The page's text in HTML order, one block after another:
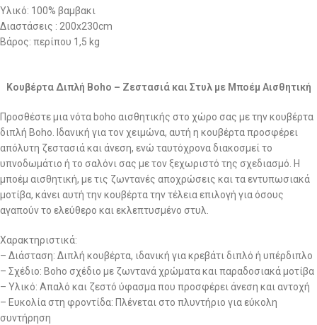
Υλικό: 100% βαμβακι
Διαστάσεις : 200x230cm
Βάρος: περίπου 1,5 kg
Κουβέρτα Διπλή Boho – Ζεστασιά και Στυλ με Μποέμ Αισθητική
Προσθέστε μια νότα boho αισθητικής στο χώρο σας με την κουβέρτα
διπλή Boho. Ιδανική για τον χειμώνα, αυτή η κουβέρτα προσφέρει
απόλυτη ζεστασιά και άνεση, ενώ ταυτόχρονα διακοσμεί το
υπνοδωμάτιο ή το σαλόνι σας με τον ξεχωριστό της σχεδιασμό. Η
μποέμ αισθητική, με τις ζωντανές αποχρώσεις και τα εντυπωσιακά
μοτίβα, κάνει αυτή την κουβέρτα την τέλεια επιλογή για όσους
αγαπούν το ελεύθερο και εκλεπτυσμένο στυλ.
Χαρακτηριστικά:
– Διάσταση: Διπλή κουβέρτα, ιδανική για κρεβάτι διπλό ή υπέρδιπλο
– Σχέδιο: Boho σχέδιο με ζωντανά χρώματα και παραδοσιακά μοτίβα
– Υλικό: Απαλό και ζεστό ύφασμα που προσφέρει άνεση και αντοχή
– Ευκολία στη φροντίδα: Πλένεται στο πλυντήριο για εύκολη
συντήρηση